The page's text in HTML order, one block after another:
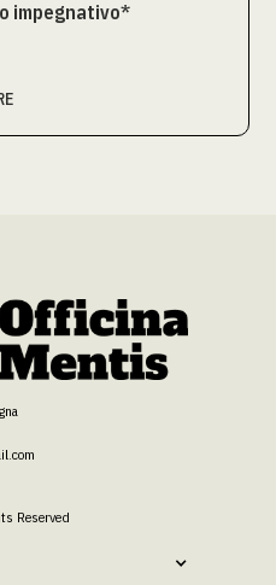
impegnativo*
Reserved